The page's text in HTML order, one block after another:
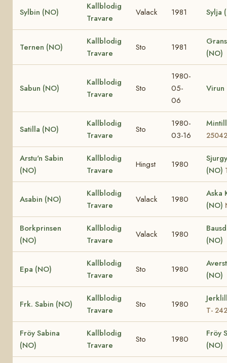
Sylbin (NO)
Kallblodig
Travare
Valack 1981 Sylja
Ternen (NO)
Kallblodig
Travare
Sto 1981
(NO)
Sabun (NO)
Kallblodig
Travare
Sto
1980-
05-
06
Virun
Satilla (NO)
Kallblodig
Travare
Sto
1980-
03-16
25042
Arstu'n Sabin
(NO)
Kallblodig
Travare
Hingst 1980
(NO)
Asabin (NO)
Kallblodig
Travare
Valack 1980
Aska
(NO)
Borkprinsen
(NO)
Kallblodig
Travare
Valack 1980
(NO)
Epa (NO)
Kallblodig
Travare
Sto 1980
(NO)
Frk. Sabin (NO)
Kallblodig
Travare
Sto 1980
T-
Fröy Sabina
(NO)
Kallblodig
Travare
Sto 1980
Fröy
(NO)